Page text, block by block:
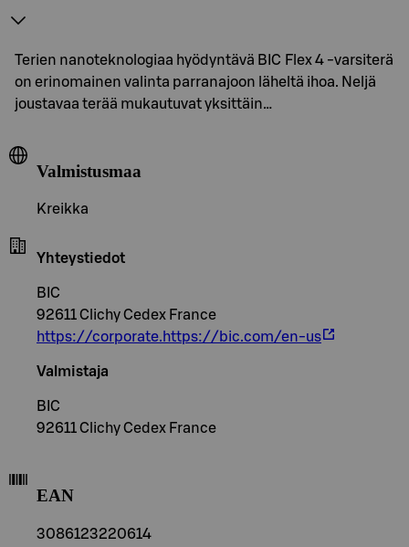
Terien nanoteknologiaa hyödyntävä BIC Flex 4 -varsiterä
on erinomainen valinta parranajoon läheltä ihoa. Neljä
joustavaa terää mukautuvat yksittäin…
Valmistusmaa
Kreikka
Yhteystiedot
BIC
92611 Clichy Cedex France
https://corporate.https://bic.com/en-us
Valmistaja
BIC
92611 Clichy Cedex France
EAN
3086123220614